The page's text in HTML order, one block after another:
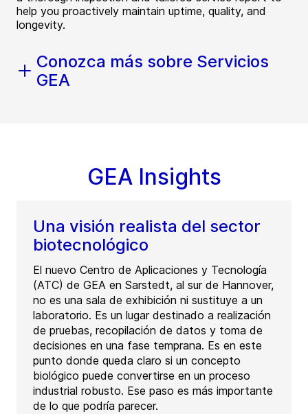
help you proactively maintain uptime, quality, and
longevity.
Conozca más sobre Servicios
GEA
GEA Insights
Una visión realista del sector
biotecnológico
El nuevo Centro de Aplicaciones y Tecnología
(ATC) de GEA en Sarstedt, al sur de Hannover,
no es una sala de exhibición ni sustituye a un
laboratorio. Es un lugar destinado a realización
de pruebas, recopilación de datos y toma de
decisiones en una fase temprana. Es en este
punto donde queda claro si un concepto
biológico puede convertirse en un proceso
industrial robusto. Ese paso es más importante
de lo que podría parecer.